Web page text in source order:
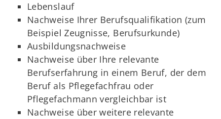
Lebenslauf
Nachweise Ihrer Berufsqualifikation (zum
Beispiel Zeugnisse, Berufsurkunde)
Ausbildungsnachweise
Nachweise über Ihre relevante
Berufserfahrung in einem Beruf, der dem
Beruf als Pflegefachfrau oder
Pflegefachmann vergleichbar ist
Nachweise über weitere relevante